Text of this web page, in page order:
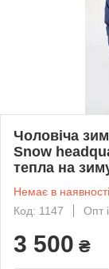
Чоловіча
Snow
тепла на
Немає в наявності
Код: 1147
Опт
3 500 ₴